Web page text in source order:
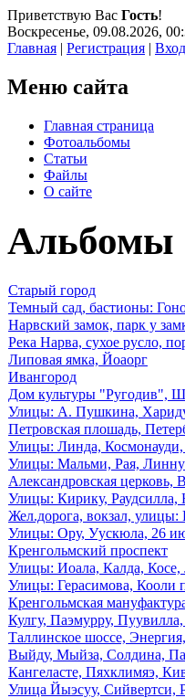
Приветствую Вас Гость!
Воскресенье, 09.08.2026,
Главная | Регистрация | Вход
Меню сайта
Главная страница
Фотоальбомы
Статьи
Файлы
О сайте
Альбомы
Старый город
Темный сад, бастионы:
Нарвский замок, парк у
Река Нарва, сухое русло,
Липовая ямка, Йоаорг
Ивангород
Дом культуры "Ругодив",
Улицы: А. Пушкина,
Петровская плошадь,
Улицы: Линда,
Улицы: Мальми, Рая,
Александровская церковь,
Улицы: Кирику,
Жел.дорога, вокзал, улицы:
Улицы: Ору, Уускюла, 26
Кренгольмский проспект
Улицы: Иоала, Калда, Косе,
Улицы: Герасимова, Кооли
Кренгольмская
Кулгу, Паэмурру,
Таллинское шоссе,
Выйду, Мыйза, Солдина,
Кангеласте, Пяхклимяэ,
Улица Йыэсуу, Сийвертси,